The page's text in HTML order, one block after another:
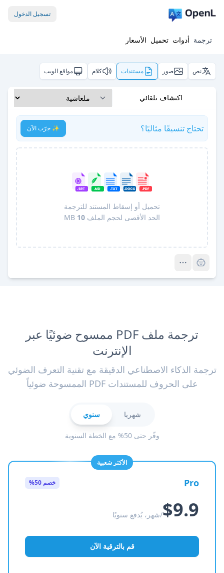
تسجيل الدخول
ترجمة أدوات تحميل الأسعار
نص صور مستندات كلام مواقع الويب
اكتشاف تلقائي
تحتاج تنسيقًا مثاليًا؟ ✨ جرّب الآن
تحميل أو إسقاط المستند للترجمة
الحد الأقصى لحجم الملف 10
ترجمة ملف PDF ممسوح ضوئيًا عبر
الإنترنت
ترجمة الذكاء الاصطناعي الدقيقة مع تقنية التعرف الضوئي
على الحروف للمستندات PDF الممسوحة ضوئياً
شهريا سنوي
وفّر حتى 50% مع الخطة السنوية
الأكثر شعبية
Pro خصم 50%
$9.9/شهر، يُدفع سنويًا
قم بالترقية الآن